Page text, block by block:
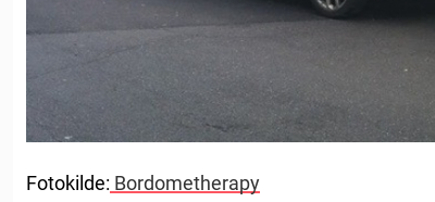
Fotokilde: Bordometherapy